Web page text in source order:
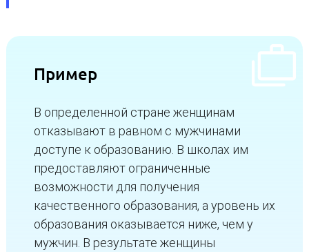
Пример
В определенной стране женщинам
отказывают в равном с мужчинами
доступе к образованию. В школах им
предоставляют ограниченные
возможности для получения
качественного образования, а уровень их
образования оказывается ниже, чем у
мужчин. В результате женщины